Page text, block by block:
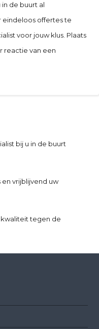
de buurt al
eindeloos offertes te
voor jouw klus. Plaats
reactie van een
bij u in de buurt
en vrijblijvend uw
tegen de